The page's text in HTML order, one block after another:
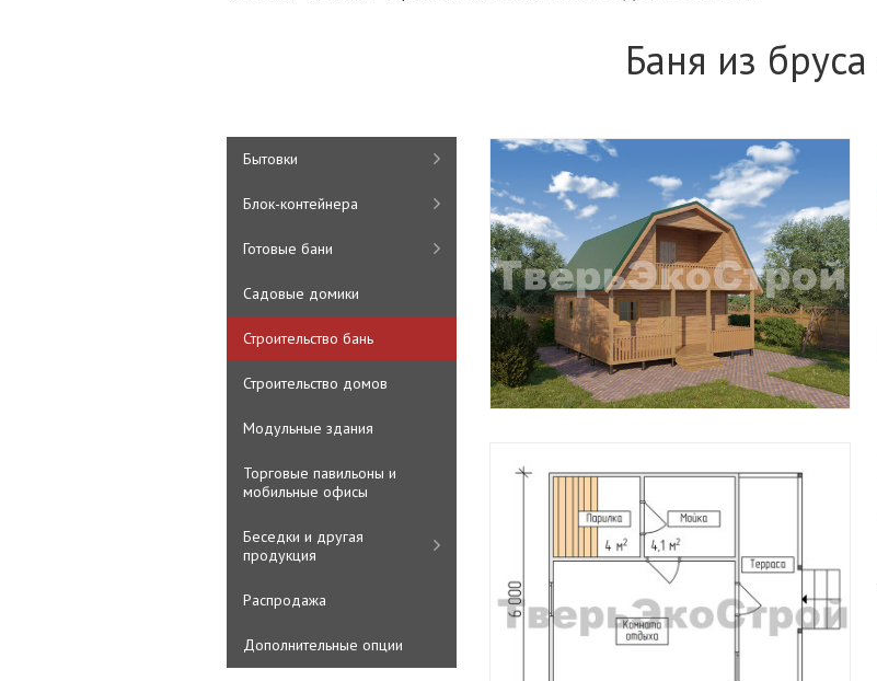
Баня из
Бытовки
Блок-контейнера
Готовые бани
Садовые домики
Строительство бань
Строительство домов
Модульные здания
Торговые павильоны и
мобильные офисы
Беседки и другая
продукция
Распродажа
Дополнительные опции